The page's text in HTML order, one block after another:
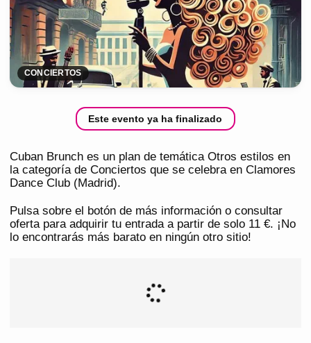
CONCIERTOS
Este evento ya ha finalizado
Cuban Brunch es un plan de temática Otros estilos en
la categoría de Conciertos que se celebra en Clamores
Dance Club (Madrid).
Pulsa sobre el botón de más información o consultar
oferta para adquirir tu entrada a partir de solo 11 €. ¡No
lo encontrarás más barato en ningún otro sitio!